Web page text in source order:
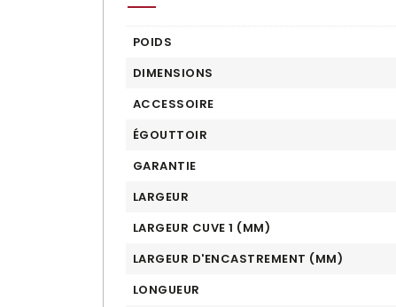
POIDS
DIMENSIONS
ACCESSOIRE
ÉGOUTTOIR
GARANTIE
LARGEUR
LARGEUR CUVE 1 (MM)
LARGEUR D'ENCASTREMENT (MM)
LONGUEUR